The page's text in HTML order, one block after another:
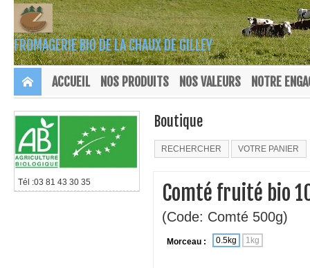
FROMAGERIE BIO DE LA CHAUX DE GILLEY
ACCUEIL NOS PRODUITS NOS VALEURS NOTRE
Tél :03 81 43 30 35
Boutique
RECHERCHER VOTRE PANIER
Comté fruité bio
(Code: Comté 500g)
Morceau : 0.5kg 1kg